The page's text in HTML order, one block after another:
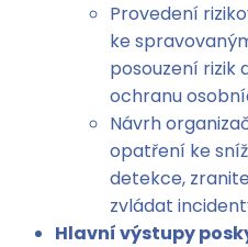
Provedení
ke
posouzení rizik
ochranu
Návrh
opatření ke
detekce,
zvládat
Hlavní výstupy